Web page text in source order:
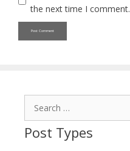
the next time I comment.
Post Types